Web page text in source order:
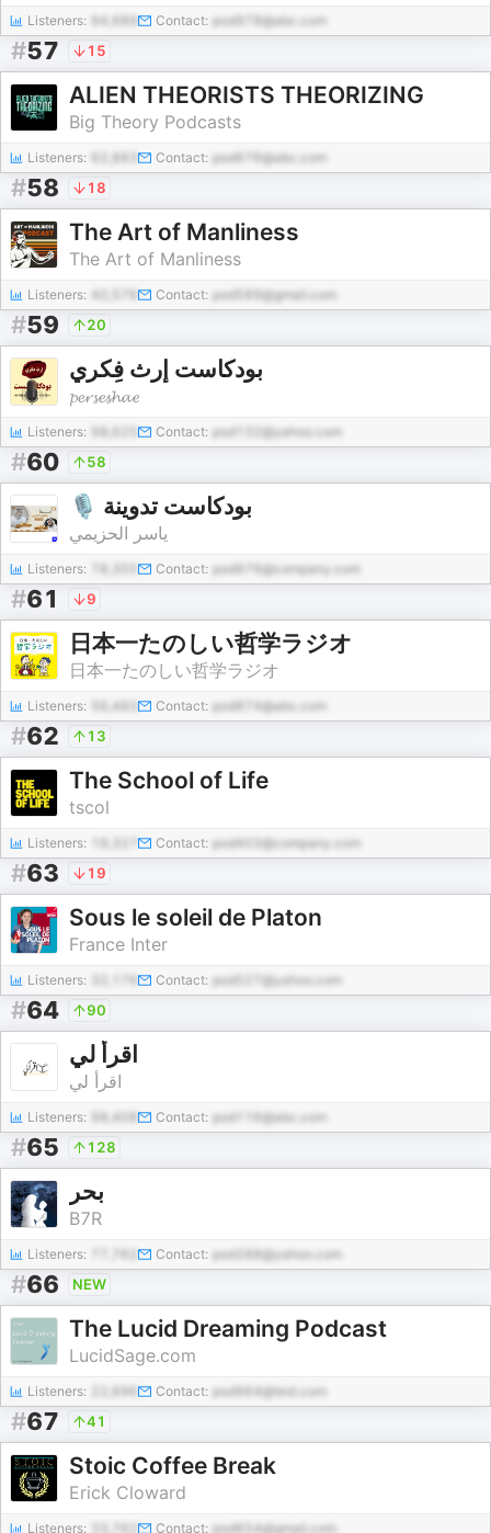
Listeners: 94,689 Contact: pod978@abc.com
#57 15
ALIEN THEORISTS THEORIZING
Big Theory Podcasts
Listeners: Contact: pod676@abc.com
#58 18
The Art of Manliness
The Art of Manliness
Listeners: 40,576 Contact: pod589@gmail.com
#59 20
بودكاست إرث فِكري
𝓹𝓮𝓻𝓼𝓮𝓼𝓱𝓪𝓮
Listeners: Contact: pod132@yahoo.com
#60 58
🎙 بودكاست تدوينة
ياسر الحزيمي
Listeners: Contact: pod976@company.com
#61 9
日本一たのしい哲学ラジオ
日本一たのしい哲学ラジオ
Listeners: 56,483 Contact: pod874@abc.com
#62 13
The School of Life
tscol
Listeners: Contact: pod403@company.com
#63 19
Sous le soleil de Platon
France Inter
Listeners: Contact: pod527@yahoo.com
#64 90
اقرأ لي
اقرأ لي
Listeners: 98,408 Contact: pod116@abc.com
#65 128
بحر
B7R
Listeners: Contact: pod288@yahoo.com
#66 NEW
The Lucid Dreaming Podcast
LucidSage.com
Listeners: Contact: pod964@test.com
#67 41
Stoic Coffee Break
Erick Cloward
Listeners: Contact: pod654@gmail.com